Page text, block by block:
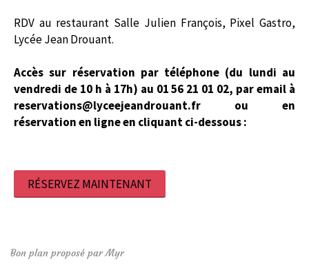
RDV au restaurant Salle Julien François, Pixel Gastro,
Lycée Jean Drouant.
Accès sur réservation par téléphone (du lundi au
vendredi de 10 h à 17h) au 01 56 21 01 02, par email à
reservations@lyceejeandrouant.fr ou en
réservation en ligne en cliquant ci-dessous :
RÉSERVEZ MAINTENANT
Bon plan proposé par Myr